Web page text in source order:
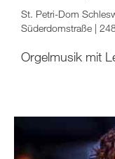
St. Petri-Dom
Süderdomstraße |
Orgelmusik mit